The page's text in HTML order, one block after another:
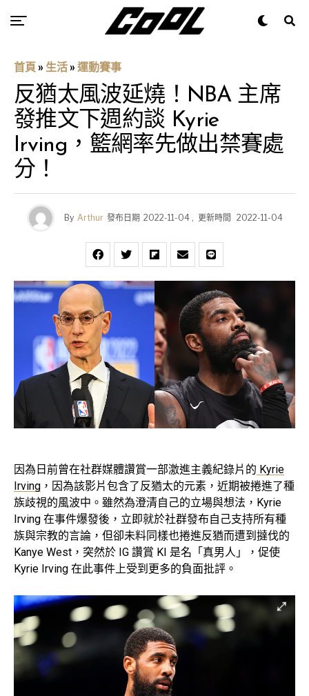
首頁 » 生活 » 運動賽事
反猶太風波延燒！NBA 主席
發推文下週約談 Kyrie
Irving，籃網率先做出禁賽處
分！
By Arthur 發布日期 2022-11-04, 更新時間 2022-11-04
因為日前曾在社群媒體讚賞一部激進主義紀錄片的 Kyrie
Irving ，因為該影片包含了反猶太的元素，近期被捲進了種
族歧視的風波中。雖然為澄清自己的立場與想法，Kyrie
Irving 在事件爆發後，立即就於社群發布自己支持所有種
族與宗教的言論，但卻未料同樣也捲進反猶而遭到撻伐的
Kanye West，突然於 IG 讚賞 KI 是名「真男人」，促使
Kyrie Irving 在此事件上受到更多的負面批評。